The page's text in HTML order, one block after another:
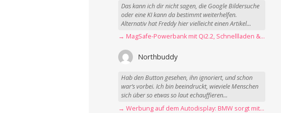
Das kann ich dir nicht sagen, die Google Bildersuche
oder eine KI kann da bestimmt weiterhelfen.
Alternativ hat Freddy hier vielleicht einen Artikel...
→ MagSafe-Powerbank mit Qi2.2, Schnellladen & USB-C-Kabel angeschaut
Northbuddy
Hab den Button gesehen, ihn ignoriert, und schon
war‘s vorbei. Ich bin beeindruckt, wieviele Menschen
sich über so etwas so laut echauffieren...
→ Werbung auf dem Autodisplay: BMW sorgt mit Spider-Man-Werbung für scharfe Kritik